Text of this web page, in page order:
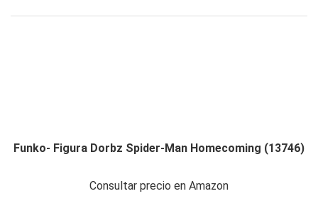
Funko- Figura Dorbz Spider-Man Homecoming (13746)
Consultar precio en Amazon